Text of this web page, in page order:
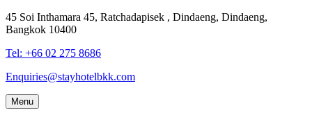
45 Soi Inthamara 45, Ratchadapisek , Dindaeng, Dindaeng,
Bangkok 10400
Tel: +66 02 275 8686
Enquiries@stayhotelbkk.com
Menu